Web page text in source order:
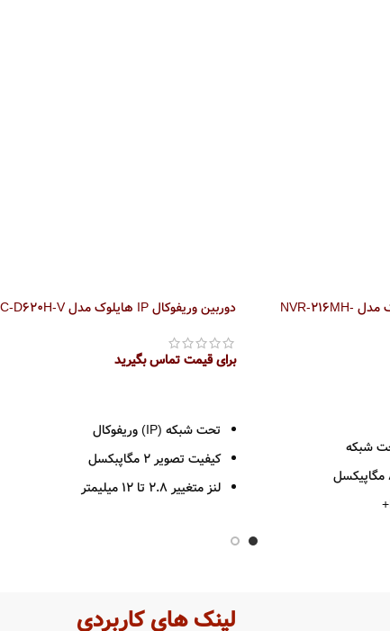
دستگاه 16 کانال NVR هایلوک مدل NVR-216MH-
دوربین وریفوکال IP هایلوک مدل IPC-D620H-V
برای قیمت تماس بگیرید
تحت شبکه (IP) وریفوکال
کیفیت تصویر 2 مگاپبکسل
لنز متغییر 2.8 تا 12 میلیمتر
لینک های کاربردی